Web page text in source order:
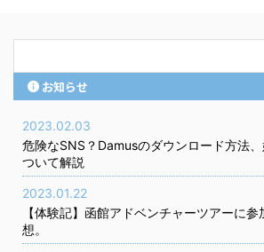
お知らせ
2023.02.03
危険なSNS？Damusのダウンロード方法
ついて解説
2023.01.22
【体験記】函館アドベンチャーツアーに
想。